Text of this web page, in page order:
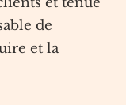
de
et la